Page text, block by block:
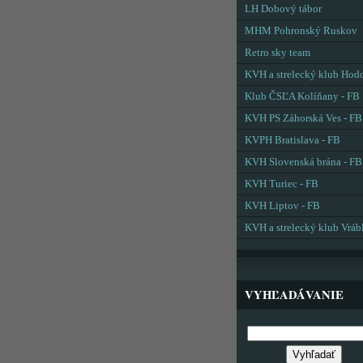
LH Dobový tábor
MHM Pohronský Ruskov
Retro sky team
KVH a strelecký klub
Klub ČSĽA Kolíňany - FB
KVH PS Záhorská Ves - FB
KVPH Bratislava - FB
KVH Slovenská brána - FB
KVH Turiec - FB
KVH Liptov - FB
KVH a strelecký klub
VYHĽADÁVANIE